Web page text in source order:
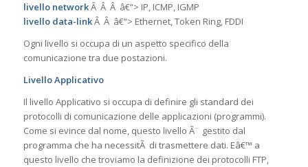
livello networkÂ Â Â â€“> IP, ICMP, IGMP
livello data-linkÂ Â â€“> Ethernet, Token Ring, FDDI
Ogni livello si occupa di un aspetto specifico della
comunicazione tra due postazioni.
Livello Applicativo
Il livello Applicativo si occupa di definire gli standard dei
protocolli di comunicazione delle applicazioni (programmi).
Come si evince dal nome, questo livello Ã¨ gestito dal
programma che ha necessitÃ di trasmettere dati. Eâ€™ a
questo livello che troviamo la definizione dei protocolli FTP,